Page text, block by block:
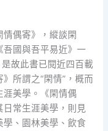
偶寄》，縱談閑
國與吾平易近》一
故此書已閱近四百載
所謂之“閑情”，概而
美學。《閑情偶
常生涯美學，則見
學、園林美學、飲食